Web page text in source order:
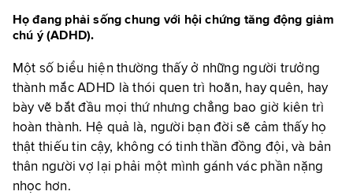
Họ đang phải sống chung với hội chứng tăng động giảm
chú ý (ADHD).
Một số biểu hiện thường thấy ở những người trưởng
thành mắc ADHD là thói quen trì hoãn, hay quên, hay
bày vẽ bắt đầu mọi thứ nhưng chẳng bao giờ kiên trì
hoàn thành. Hệ quả là, người bạn đời sẽ cảm thấy họ
thật thiếu tin cậy, không có tinh thần đồng đội, và bản
thân người vợ lại phải một mình gánh vác phần nặng
nhọc hơn.